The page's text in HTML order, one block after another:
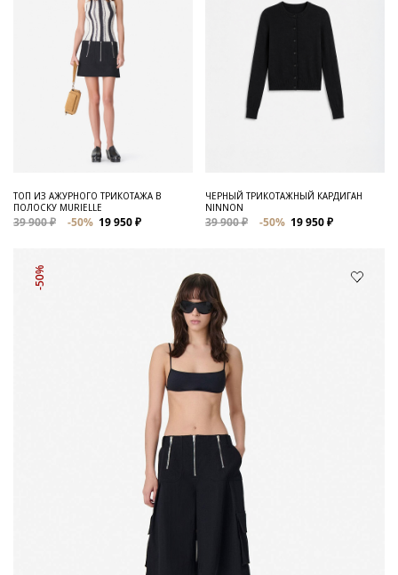
ТОП ИЗ АЖУРНОГО ТРИКОТАЖА В
ПОЛОСКУ MURIELLE
39 900 ₽ -50% 19 950 ₽
ЧЕРНЫЙ ТРИКОТАЖНЫЙ КАРДИГАН
NINNON
39 900 ₽ -50% 19 950 ₽
-50%